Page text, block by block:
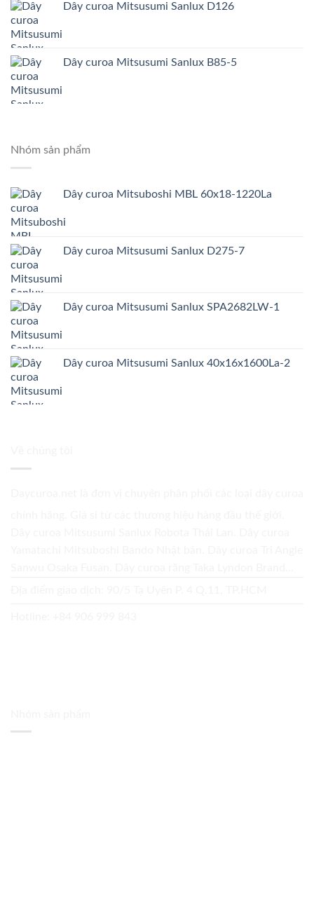
Dây curoa Mitsusumi Sanlux D126
Dây curoa Mitsusumi Sanlux B85-5
Nhóm sản phẩm
Dây curoa Mitsuboshi MBL 60x18-1220La
Dây curoa Mitsusumi Sanlux D275-7
Dây curoa Mitsusumi Sanlux SPA2682LW-1
Dây curoa Mitsusumi Sanlux 40x16x1600La-2